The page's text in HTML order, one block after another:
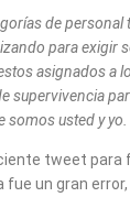
de personal
para exigir
asignados a
supervivencia
somos usted y yo.
tweet para
fue un gran